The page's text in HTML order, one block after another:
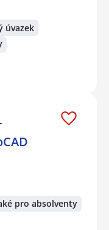
úvazek
pro absolventy